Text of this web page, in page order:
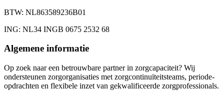
BTW: NL863589236B01
ING: NL34 INGB 0675 2532 68
Algemene informatie
Op zoek naar een betrouwbare partner in zorgcapaciteit? Wij
ondersteunen zorgorganisaties met zorgcontinuïteitsteams, periode-
opdrachten en flexibele inzet van gekwalificeerde zorgprofessionals.